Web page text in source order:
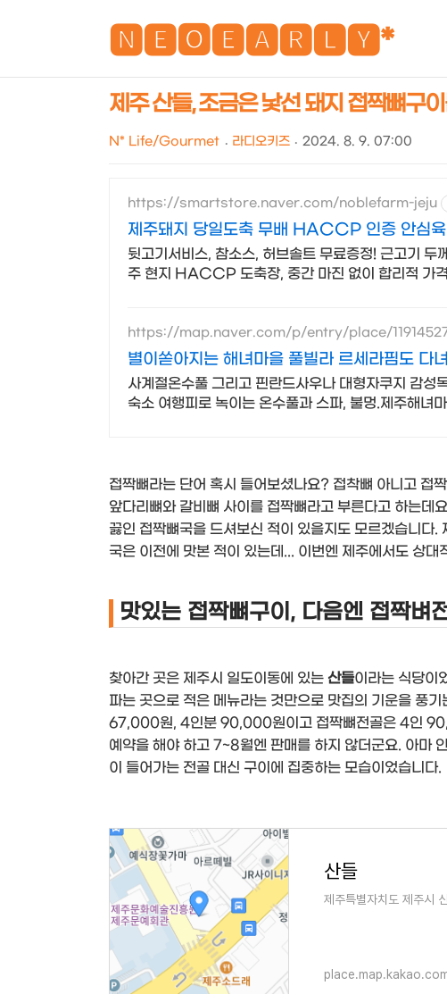
🅽🅴🅾🅴🅰🆁🅻🆈*
제주 산들, 조금은 낯선 돼지 접짝뼈구
N* Life/Gourmet 라디오키즈 2024. 8. 9. 07:00
https://smartstore.naver.com/noblefarm-jeju
제주돼지 당일도축 무배 HACCP 인증 안심육
뒷고기서비스, 참소스, 허브솔트 무료증정! 근고기 두
주 현지 HACCP 도축장, 중간 마진 없이 합리적 가
https://map.naver.com/p/entry/place/
별이쏟아지는 해녀마을 풀빌라 르세라핌도 다
사계절온수풀 그리고 핀란드사우나 대형자쿠지 감성
숙소 여행피로 녹이는 온수풀과 스파, 불멍.제주해녀
접짝뼈라는 단어 혹시 들어보셨나요? 접착뼈 아니고 접
앞다리뼈와 갈비뼈 사이를 접짝뼈라고 부른다고 하는데
끓인 접짝뼈국을 드셔보신 적이 있을지도 모르겠습니다
국은 이전에 맛본 적이 있는데... 이번엔 제주에서도 상
맛있는 접짝뼈구이, 다음엔 접짝벼
찾아간 곳은 제주시 일도이동에 있는 산들이라는 식당이
파는 곳으로 적은 메뉴라는 것만으로 맛집의 기운을
67,000원, 4인분 90,000원이고 접짝뼈전골은 4인
예약을 해야 하고 7~8월엔 판매를 하지 않더군요. 아마
이 들어가는 전골 대신 구이에 집중하는 모습이었습니다.
산들
제주특별자치도 제주시